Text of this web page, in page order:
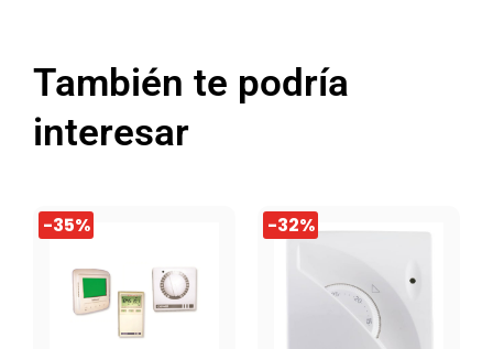
También te podría
interesar
-35%
El
precio
original
era:
$19.990.
El
precio
actual
es:
$12.990.
-32%
El
precio
original
El
precio